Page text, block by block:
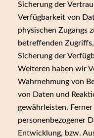
Sicherung der
Verfügbarkeit von
physischen Zugangs
betreffenden
Sicherung der
Weiteren haben wir
Wahrnehmung von
von Daten und
gewährleisten.
personenbezogener
Entwicklung, bzw.